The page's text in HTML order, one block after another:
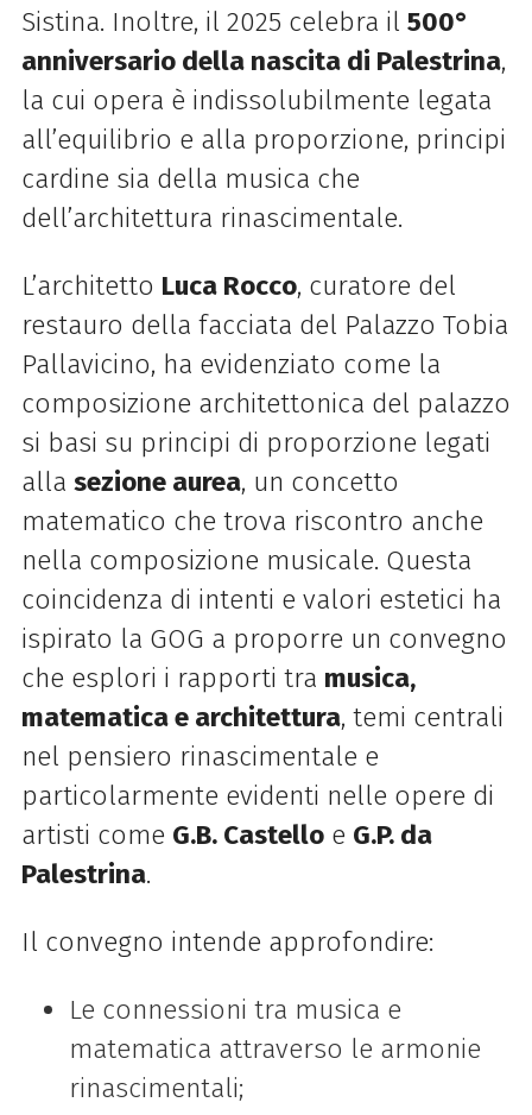
Sistina. Inoltre, il 2025 celebra il 500°
anniversario della nascita di Palestrina,
la cui opera è indissolubilmente legata
all’equilibrio e alla proporzione, principi
cardine sia della musica che
dell’architettura rinascimentale.
L’architetto Luca Rocco, curatore del
restauro della facciata del Palazzo Tobia
Pallavicino, ha evidenziato come la
composizione architettonica del palazzo
si basi su principi di proporzione legati
alla sezione aurea, un concetto
matematico che trova riscontro anche
nella composizione musicale. Questa
coincidenza di intenti e valori estetici ha
ispirato la GOG a proporre un convegno
che esplori i rapporti tra musica,
matematica e architettura, temi centrali
nel pensiero rinascimentale e
particolarmente evidenti nelle opere di
artisti come G.B. Castello e G.P. da
Palestrina.
Il convegno intende approfondire:
Le connessioni tra musica e
matematica attraverso le armonie
rinascimentali;